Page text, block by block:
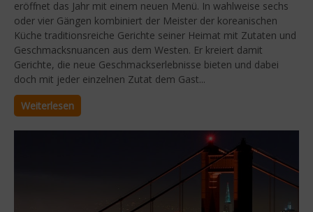
eröffnet das Jahr mit einem neuen Menü. In wahlweise sechs
oder vier Gängen kombiniert der Meister der koreanischen
Küche traditionsreiche Gerichte seiner Heimat mit Zutaten und
Geschmacksnuancen aus dem Westen. Er kreiert damit
Gerichte, die neue Geschmackserlebnisse bieten und dabei
doch mit jeder einzelnen Zutat dem Gast...
Weiterlesen